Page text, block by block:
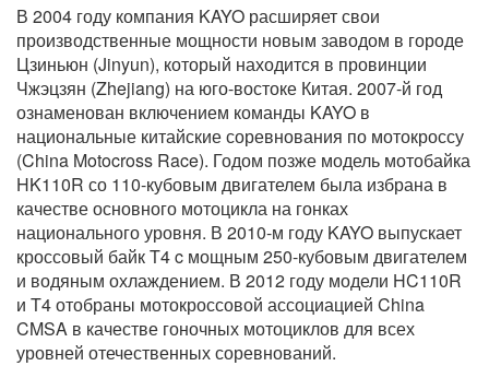
В 2004 году компания KAYO расширяет свои
производственные мощности новым заводом в городе
Цзиньюн (Jinyun), который находится в провинции
Чжэцзян (Zhejiang) на юго-востоке Китая. 2007-й год
ознаменован включением команды KAYO в
национальные китайские соревнования по мотокроссу
(China Motocross Race). Годом позже модель мотобайка
HK110R со 110-кубовым двигателем была избрана в
качестве основного мотоцикла на гонках
национального уровня. В 2010-м году KAYO выпускает
кроссовый байк T4 c мощным 250-кубовым двигателем
и водяным охлаждением. В 2012 году модели HC110R
и T4 отобраны мотокроссовой ассоциацией China
CMSA в качестве гоночных мотоциклов для всех
уровней отечественных соревнований.